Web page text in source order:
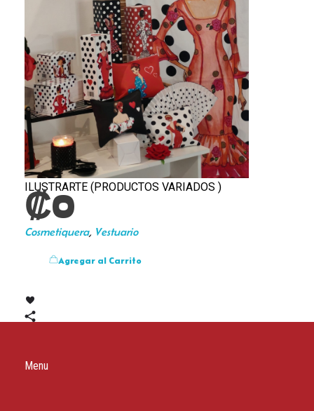
ILUSTRARTE (PRODUCTOS VARIADOS )
₡0
Cosmetiquera, Vestuario
Agregar al Carrito
Menu